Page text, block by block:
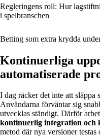
Regleringens roll: Hur
i spelbranschen
Betting som extra krydda
Kontinuerliga
automatiserade
I dag räcker det inte att släppa
Användarna förväntar sig
utvecklas ständigt. Därför
kontinuerlig integration och
metod där nya versioner